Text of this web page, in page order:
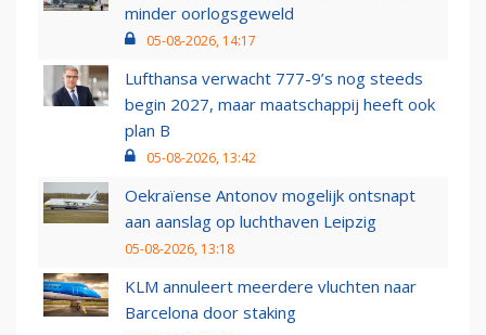
minder oorlogsgeweld
05-08-2026, 14:17
Lufthansa verwacht 777-9’s nog steeds
begin 2027, maar maatschappij heeft ook
plan B
05-08-2026, 13:42
Oekraïense Antonov mogelijk ontsnapt
aan aanslag op luchthaven Leipzig
05-08-2026, 13:18
KLM annuleert meerdere vluchten naar
Barcelona door staking